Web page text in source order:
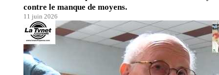
contre le manque de moyens.
11 juin 2026